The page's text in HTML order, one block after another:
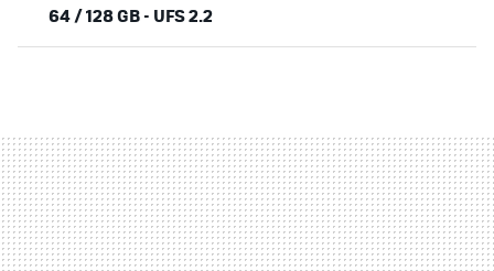
64 / 128 GB - UFS 2.2